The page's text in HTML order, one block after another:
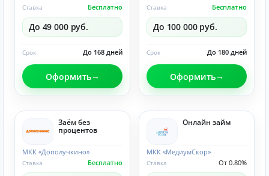
Бесплатно
Ставка
До 49 000 руб.
До 168 дней
Срок
Оформить
Бесплатно
Ставка
До 100 000 руб.
До 180 дней
Срок
Оформить
Заём без
процентов
МКК «Дополучкино»
Бесплатно
Ставка
Онлайн займ
МКК «МедиумСкор»
От 0.80%
Ставка